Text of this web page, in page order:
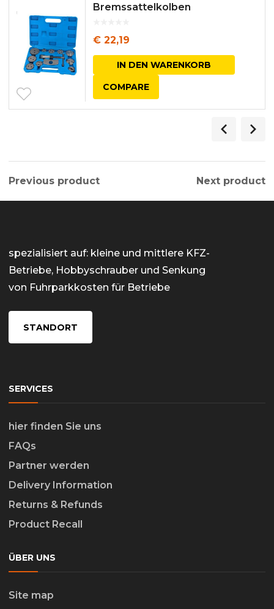
Bremssattelkolben
€ 22,19
IN DEN WARENKORB
COMPARE
Previous product Next product
spezialisiert auf: kleine und mittlere KFZ-
Betriebe, Hobbyschrauber und Senkung
von Fuhrparkkosten für Betriebe
STANDORT
SERVICES
hier finden Sie uns
FAQs
Partner werden
Delivery Information
Returns & Refunds
Product Recall
ÜBER UNS
Site map